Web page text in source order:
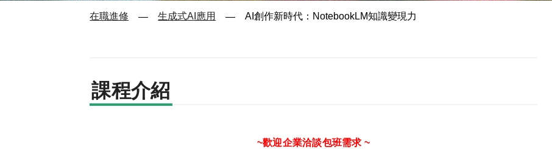
在職進修 — 生成式AI應用 — AI創作新時代：NotebookLM知識變現力
課程介紹
~歡迎企業洽談包班需求 ~